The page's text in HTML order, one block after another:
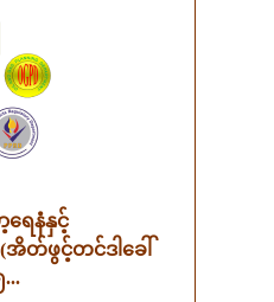
ရေနံနှင့်
တ်ဖွင့်တင်ဒါခေါ်